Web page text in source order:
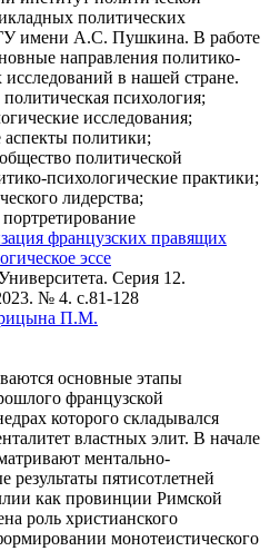
политических
имени А.С. Пушкина. В работе
направления политико-
исследований в нашей стране.
политическая психология;
исследования;
аспекты политики;
политической
психологические практики;
лидерства;
французских правящих
эссе
Серия 12.
№ 4. c.81-128
П.М.
основные этапы
французской
которого складывался
властных элит. В начале
ментально-
результаты пятисотлетней
как провинции Римской
роль христианского
монотеистического